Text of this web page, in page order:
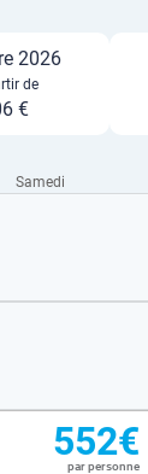
2026
de
€
Samedi
552€
par personne